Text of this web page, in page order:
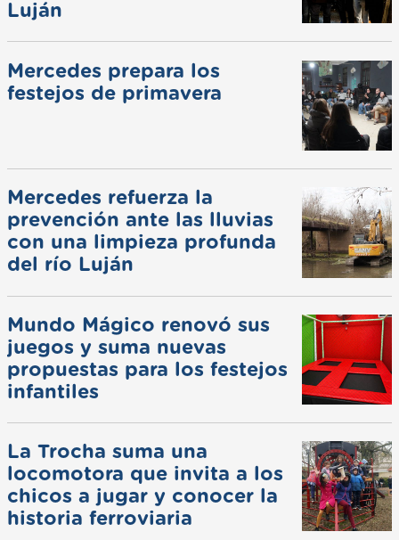
Luján
Mercedes prepara los
festejos de primavera
Mercedes refuerza la
prevención ante las lluvias
con una limpieza profunda
del río Luján
Mundo Mágico renovó sus
juegos y suma nuevas
propuestas para los festejos
infantiles
La Trocha suma una
locomotora que invita a los
chicos a jugar y conocer la
historia ferroviaria